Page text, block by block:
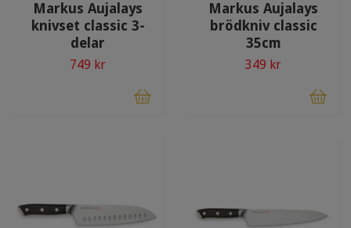
Markus Aujalays
knivset classic 3-
delar
749 kr
Markus Aujalays
brödkniv classic
35cm
349 kr